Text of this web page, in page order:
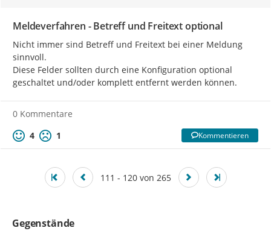
Meldeverfahren - Betreff und Freitext optional
Nicht immer sind Betreff und Freitext bei einer Meldung
sinnvoll.
Diese Felder sollten durch eine Konfiguration optional
geschaltet und/oder komplett entfernt werden können.
0 Kommentare
4
1 Kommentieren
111 - 120 von 265
Gegenstände